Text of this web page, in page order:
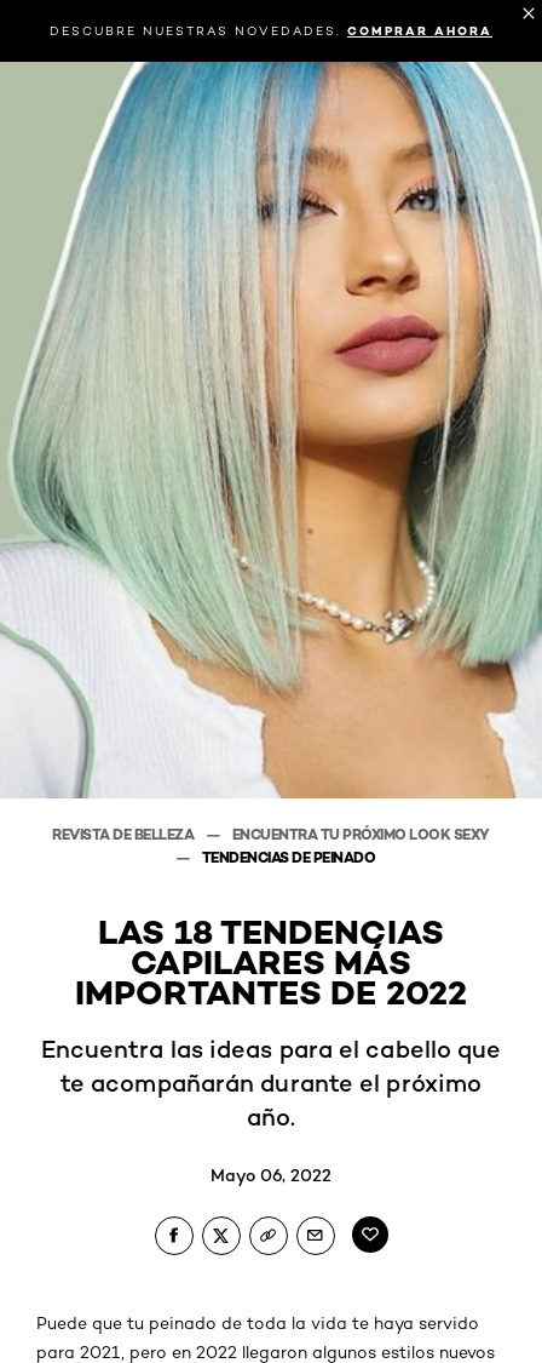
DESCUBRE NUESTRAS NOVEDADES. COMPRAR AHORA
REVISTA DE BELLEZA
ENCUENTRA TU PRÓXIMO LOOK SEXY
TENDENCIAS DE PEINADO
LAS 18 TENDENCIAS
CAPILARES MÁS
IMPORTANTES DE 2022
Encuentra las ideas para el cabello que
te acompañarán durante el próximo
año.
Mayo 06, 2022
Puede que tu peinado de toda la vida te haya servido
para 2021, pero en 2022 llegaron algunos estilos nuevos